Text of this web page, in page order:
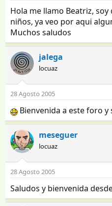
r
d
e
t
e
m
a
n
i
c
o
Hola me llamo Beatriz, soy
niños, ya veo por aqui
Muchos saludos
jalega
locuaz
28 Agosto 2005
Bienvenida a este foro y
meseguer
locuaz
28 Agosto 2005
Saludos y bienvenida